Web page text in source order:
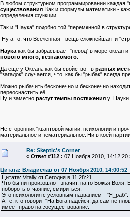
В любом структурном программировании каждая
существования. Как и формулы математики -
определения функции.
Так и "Наука" подобно той "переменной в
Ну а то, что Вселенная - вещь сложнейшая и
Наука как бы забрасывает "невод" в море-океан
нового много, незнакомого.
Да ещё у Океана как бы свойство - в разных
"загадок" случается, что как бы "рыбак" всегда
Можно рыбачить бесконечно и бесконечно
переоснастить её.
Ну и заметно растут темпы постиженияу Науки.
Не сторонник "квантовой магии, психологии и
материальное и нематериальное. Ни в коей
Re: Skeptic's Corner
« Ответ #112 : 07 Ноября 2010, 14:12:20
Цитата: Владислав от 07 Ноября 2010, 14:00:52
Цитата: Vitaliy от Сегодня в 11:28:21
Что бы ни произошло - значит, на то Божья
побороть отчаяние, смириться.
Это психология с условным названием - "Я_раб".
А те, кто говорит "На Бога надейся, да сам не
имеет право на сосуществование.